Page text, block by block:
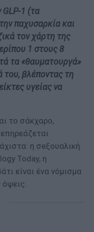
1 (τα
παχυσαρκία και
τον χάρτη της
1 στους 8
τα «θαυματουργά»
του, βλέποντας τη
υγείας να
το σάκχαρο,
η σeξουαλική
Today, η
είναι ένα νόμισμα